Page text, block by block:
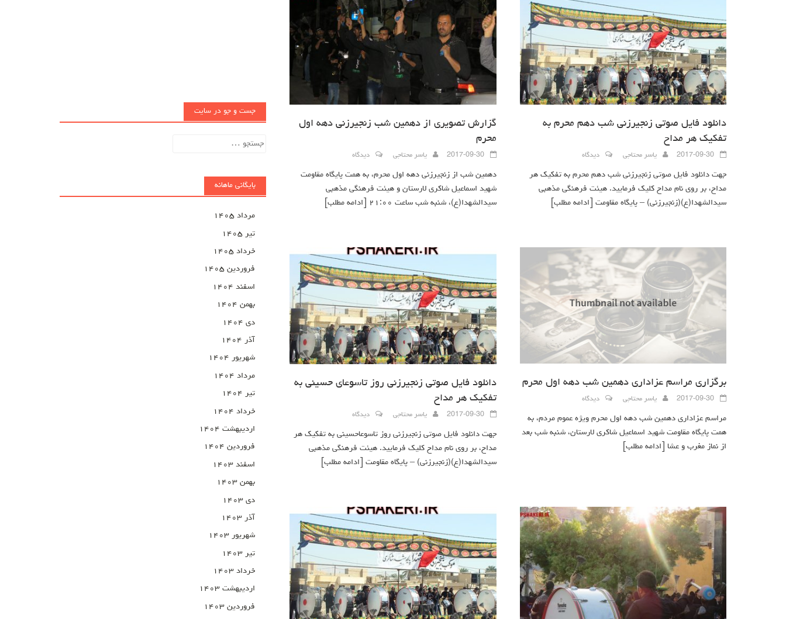
دانلود فایل صوتی زنجیرزنی شب دهم محرم به
تفکیک هر مداح
2017-09-30 یاسر محتاجی دیدگاه
جهت دانلود فایل صوتی زنجیرزنی شب دهم محرم به تفکیک هر
مداح، بر روی نام مداح کلیک فرمایید. هیئت فرهنگی مذهبی
سیدالشهدا(ع)(زنجیرزنی) – پایگاه مقاومت
[ادامه مطلب]
گزارش تصویری از دهمین شب زنجیرزنی دهه اول
محرم
2017-09-30 یاسر محتاجی دیدگاه
دهمین شب از زنجیرزنی دهه اول محرم، به همت پایگاه مقاومت
شهید اسماعیل شاکری لارستان و هیئت فرهنگی مذهبی
سیدالشهدا(ع)، شنبه شب ساعت ۲۱:۰۰
[ادامه مطلب]
برگزاری مراسم عزاداری دهمین شب دهه اول محرم
2017-09-30 یاسر محتاجی دیدگاه
مراسم عزاداری دهمین شب دهه اول محرم ویژه عموم مردم، به
همت پایگاه مقاومت شهید اسماعیل شاکری لارستان، شنبه شب بعد
از نماز مغرب و عشا
[ادامه مطلب]
دانلود فایل صوتی زنجیرزنی روز تاسوعای حسینی به
تفکیک هر مداح
2017-09-30 یاسر محتاجی دیدگاه
جهت دانلود فایل صوتی زنجیرزنی روز تاسوعاحسینی به تفکیک هر
مداح، بر روی نام مداح کلیک فرمایید. هیئت فرهنگی مذهبی
سیدالشهدا(ع)(زنجیرزنی) – پایگاه مقاومت
[ادامه مطلب]
جست و جو در سایت
جستجو
بایگانی ماهانه
مرداد ۱۴۰۵
تیر ۱۴۰۵
خرداد ۱۴۰۵
فروردین ۱۴۰۵
اسفند ۱۴۰۴
بهمن ۱۴۰۴
دی ۱۴۰۴
آذر ۱۴۰۴
شهریور ۱۴۰۴
مرداد ۱۴۰۴
تیر ۱۴۰۴
خرداد ۱۴۰۴
اردیبهشت ۱۴۰۴
فروردین ۱۴۰۴
اسفند ۱۴۰۳
بهمن ۱۴۰۳
دی ۱۴۰۳
آذر ۱۴۰۳
شهریور ۱۴۰۳
تیر ۱۴۰۳
خرداد ۱۴۰۳
اردیبهشت ۱۴۰۳
فروردین ۱۴۰۳